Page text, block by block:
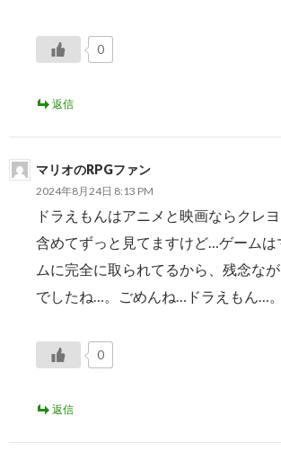
ン
0
返信
マリオのRPGファン
2024年8月24日 8:13 PM
ドラえもんはアニメと映画ならクレ
含めてずっと見てますけど…ゲームは
ムに完全に取られてるから、残念な
でしたね…。ごめんね…ドラえもん…。
0
返信